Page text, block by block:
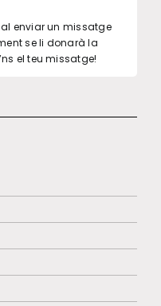
enviar un missatge
se li donarà la
el teu missatge!